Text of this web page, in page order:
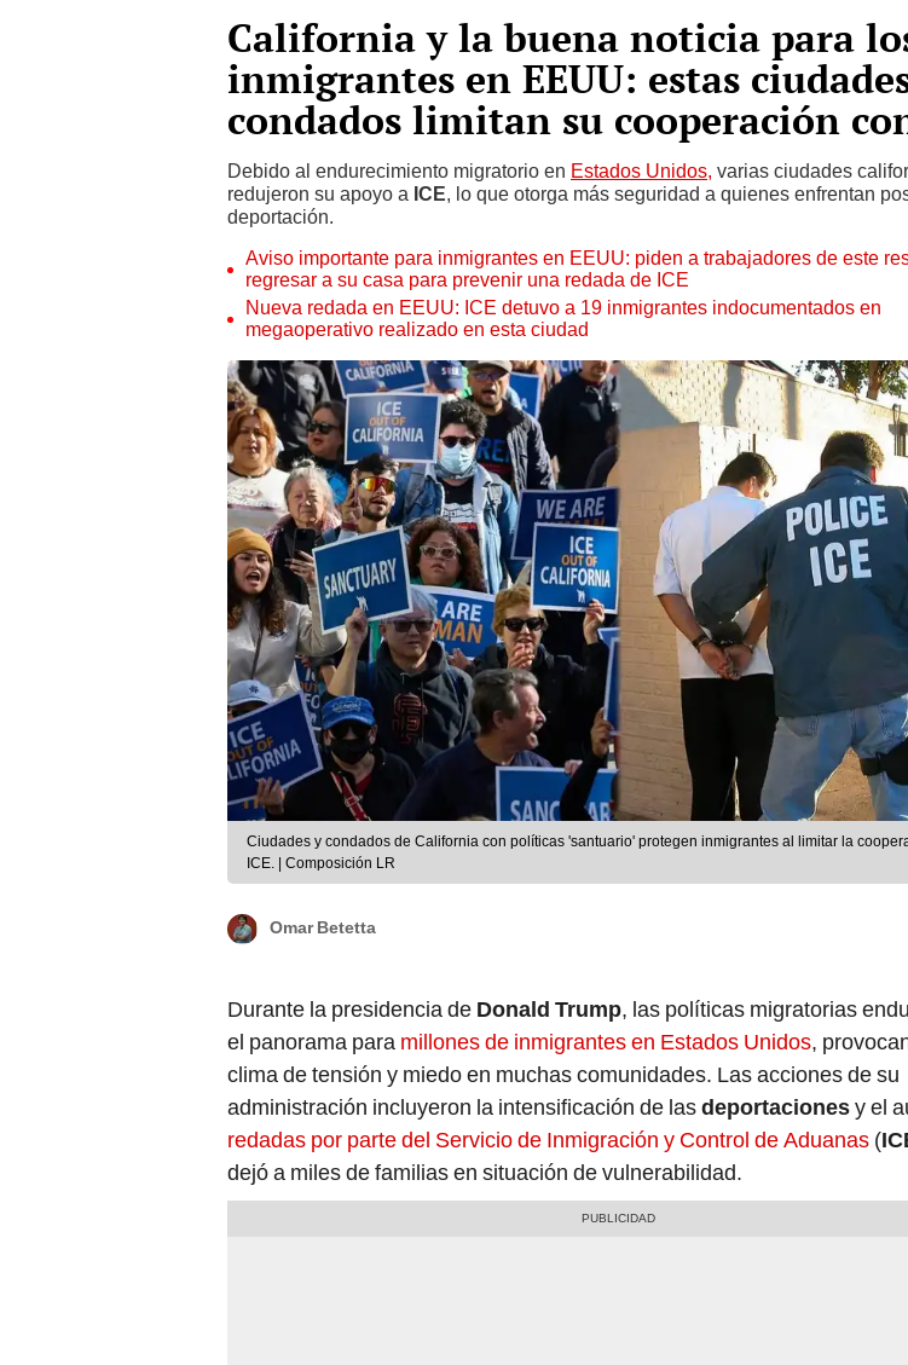
California y la buena noticia para
inmigrantes en EEUU: estas
condados limitan su cooperación
Debido al endurecimiento migratorio en Estados Unidos, varias ciudades
redujeron su apoyo a ICE, lo que otorga más seguridad a quienes enfrentan
deportación.
Aviso importante para inmigrantes en EEUU: piden a trabajadores de este
regresar a su casa para prevenir una redada de ICE
Nueva redada en EEUU: ICE detuvo a 19 inmigrantes indocumentados en
megaoperativo realizado en esta ciudad
Ciudades y condados de California con políticas 'santuario' protegen inmigrantes al limitar la
ICE. | Composición LR
Omar Betetta
Durante la presidencia de Donald Trump, las políticas migratorias
el panorama para millones de inmigrantes en Estados Unidos,
clima de tensión y miedo en muchas comunidades. Las acciones de su
administración incluyeron la intensificación de lasdeportacionesy el
redadas por parte del Servicio de Inmigración y Control de Aduanas (
dejó a miles de familias en situación de vulnerabilidad.